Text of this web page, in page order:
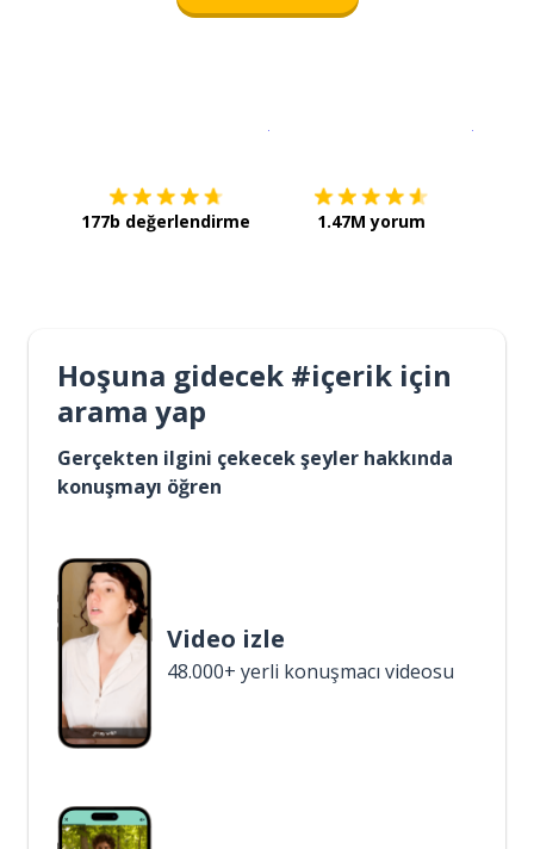
177b değerlendirme 1.47M yorum
Hoşuna gidecek #içerik için
arama yap
Gerçekten ilgini çekecek şeyler hakkında
konuşmayı öğren
Video izle
48.000+ yerli konuşmacı videosu